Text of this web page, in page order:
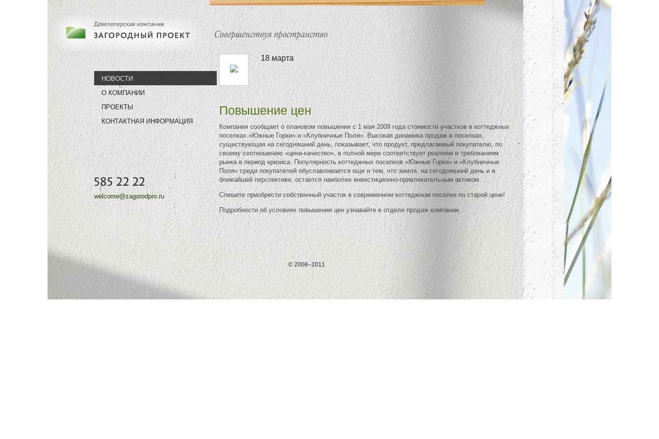
НОВОСТИ
О КОМПАНИИ
ПРОЕКТЫ
КОНТАКТНАЯ ИНФОРМАЦИЯ
welcome@zagorodpro.ru
18 марта
Повышение цен
Компания сообщает о плановом повышении с 1 мая 2009 года стоимости участков в коттеджных
поселках «Южные Горки» и «Клубничные Поля». Высокая динамика продаж в поселках,
существующая на сегодняшний день, показывает, что продукт, предлагаемый покупателю, по
своему соотношению «цена-качество», в полной мере соответствует реалиям и требованиям
рынка в период кризиса. Популярность коттеджных поселков «Южные Горки» и «Клубничные
Поля» среди покупателей обуславливается еще и тем, что земля, на сегодняшний день и в
ближайшей перспективе, остается наиболее инвестиционно-привлекательным активом.
Спешите приобрести собственный участок в современном коттеджном поселке по старой цене!
Подробности об условиях повышения цен узнавайте в отделе продаж компании.
© 2008–2011